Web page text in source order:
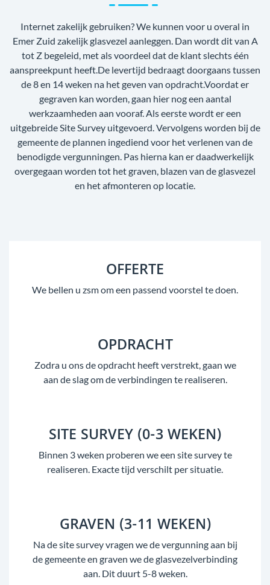
Internet zakelijk gebruiken? We kunnen voor u overal in
Emer Zuid zakelijk glasvezel aanleggen. Dan wordt dit van A
tot Z begeleid, met als voordeel dat de klant slechts één
aanspreekpunt heeft.De levertijd bedraagt doorgaans tussen
de 8 en 14 weken na het geven van opdracht.Voordat er
gegraven kan worden, gaan hier nog een aantal
werkzaamheden aan vooraf. Als eerste wordt er een
uitgebreide Site Survey uitgevoerd. Vervolgens worden bij de
gemeente de plannen ingediend voor het verlenen van de
benodigde vergunningen. Pas hierna kan er daadwerkelijk
overgegaan worden tot het graven, blazen van de glasvezel
en het afmonteren op locatie.
OFFERTE
We bellen u zsm om een passend voorstel te doen.
OPDRACHT
Zodra u ons de opdracht heeft verstrekt, gaan we
aan de slag om de verbindingen te realiseren.
SITE SURVEY (0-3 WEKEN)
Binnen 3 weken proberen we een site survey te
realiseren. Exacte tijd verschilt per situatie.
GRAVEN (3-11 WEKEN)
Na de site survey vragen we de vergunning aan bij
de gemeente en graven we de glasvezelverbinding
aan. Dit duurt 5-8 weken.